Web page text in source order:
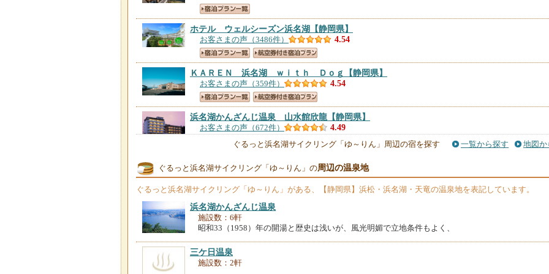
ホテル ウェルシーズン浜名湖 【静岡県】
お客さまの声（3486件） 4.54
ＫＡＲＥＮ 浜名湖 ｗｉｔｈ Ｄｏｇ 【静岡県】
お客さまの声（359件） 4.54
浜名湖かんざんじ温泉 山水館欣龍 【静岡県】
お客さまの声（672件） 4.49
わんわんパラダイス 浜名湖（旧：浜名湖わんわんパラダイス ホテル）
浜名湖かんざんじ温泉 ホテル鞠水亭
お客さまの声（821件） 4.41
旅館ふじや【静岡県】
ぐるっと浜名湖サイクリング「ゆ～りん」周辺の宿を探す 一覧から探す 地図か
ぐるっと浜名湖サイクリング「ゆ～りん」の周辺の温泉地
ぐるっと浜名湖サイクリング「ゆ～りん」 がある、【静岡県】浜松・浜名湖・天竜の温泉地を表記しています。
浜名湖かんざんじ温泉
施設数：6軒
昭和33（1958）年の開湯と歴史は浅いが、風光明媚で立地条件もよく、
三ケ日温泉
施設数：2軒